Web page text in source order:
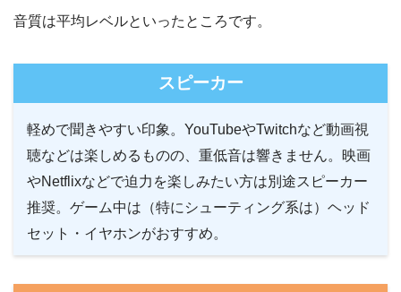
音質は平均レベルといったところです。
スピーカー
軽めで聞きやすい印象。YouTubeやTwitchなど動画視
聴などは楽しめるものの、重低音は響きません。映画
やNetflixなどで迫力を楽しみたい方は別途スピーカー
推奨。ゲーム中は（特にシューティング系は）ヘッド
セット・イヤホンがおすすめ。